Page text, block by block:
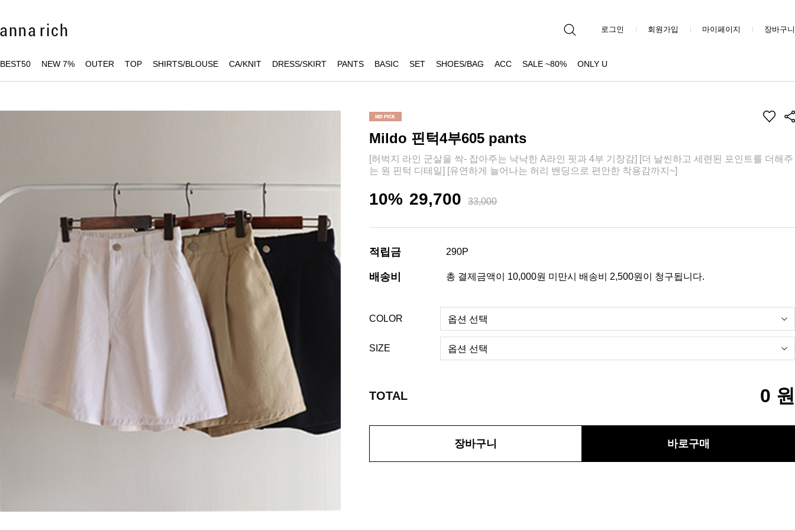
로그인 회원가입 마이페이지 장바구니
BEST50 NEW 7% OUTER TOP SHIRTS/BLOUSE CA/KNIT DRESS/SKIRT PANTS BASIC SET SHOES/BAG ACC SALE ~80% ONLY U
Mildo 핀턱4부605 pants
[허벅지 라인 군살을 싹- 잡아주는 낙낙한 A라인 핏과 4부 기장감] [더 날씬하고 세련된 포인트를 더해주
는 원 핀턱 디테일] [유연하게 늘어나는 허리 밴딩으로 편안한 착용감까지~]
10% 29,700 33,000
적립금 290P
배송비 총 결제금액이 10,000원 미만시 배송비 2,500원이 청구됩니다.
COLOR
SIZE
TOTAL 0 원
장바구니 바로구매